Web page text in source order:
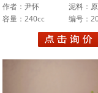
王品荣
作者：尹怀
泥料：
容量：240cc
编号：